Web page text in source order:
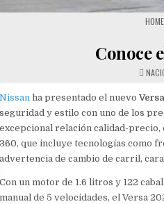
HOME
Conoce
Nissanha presentado el nuevo
seguridad y estilo con uno de los
excepcional relación calidad-precio,
360, que incluye tecnologías como
advertencia de cambio de carril,
Con un motor de 1.6 litros y 122
manual de 5 velocidades, el Versa